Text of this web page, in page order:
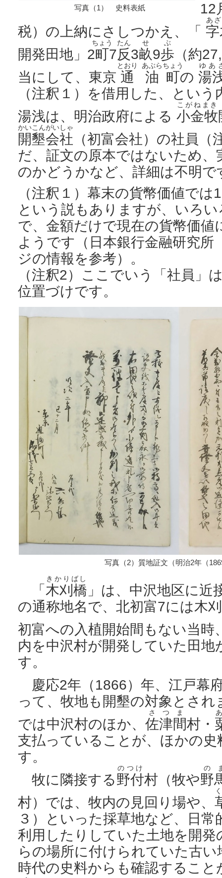
写真（1） 史料表紙
12
税）の上納にさしつかえ、「
あ
開発田地」2町
ちょう
7反
たん
3畝
せ
9歩
ぶ
（約
当にして、東京 通
とおり
油町
あぶらちょう
の 湯
ゆあ
（注釈１）を借用した、とい
湯浅は、明治政府による 小金牧
こがねまき
開墾会社
かいこんがいしゃ
（初富会社）の社員
だ、証文の原本ではないため
のかどうかなど、詳細は不明で
（注釈１）幕末の貨幣価値で
という説もありますが、いろ
で、金額だけで現在の貨幣価
ようです（日本銀行金融研究
ジの情報を参考）。
（注釈2）ここでいう「社員」
位置づけです。
写真（2）質地証文（明治2年（
「 木刈橋
きかりばし
」は、中沢地区に近
の通称地名で、北初富7には木
初富への入植開始間もない当時
内を中沢村が開発していた田
す。
慶応2年（1866）年、江戸幕
って、牧地も開墾の対象とさ
では中沢村のほか、 佐津間
さつま
村・
支払っていることが、ほかの
す。
牧に隣接する野付
のつけ
村（牧や野
の
村）では、牧内の見回り場や、
３）といった採草地など、日
利用したりしていた土地を開
らの場所に付けられていた古
時代の史料からも確認するこ